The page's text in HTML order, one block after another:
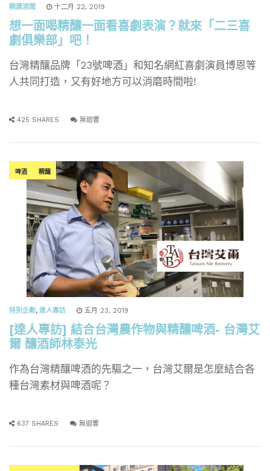
精選酒聞 十二月 22, 2019
想一面喝精釀一面看喜劇表演？就來「二三喜
劇俱樂部」吧！
台灣精釀品牌「23號啤酒」和知名網紅喜劇演員博恩等
人共同打造，又有好地方可以消磨時間啦!
425 SHARES 無迴響
啤酒 精釀
特別企劃 , 達人專訪 五月 23, 2019
[達人專訪] 結合台灣農作物與精釀啤酒- 台灣艾
爾 釀酒師林泰光
作為台灣精釀啤酒的先驅之一，台灣艾爾是怎麼結合各
種台灣素材與啤酒呢？
637 SHARES 無迴響